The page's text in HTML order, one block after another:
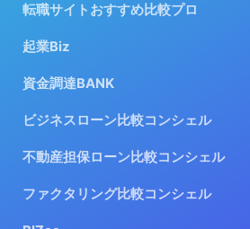
転職サイトおすすめ比較プロ
起業Biz
資金調達BANK
ビジネスローン比較コンシェル
不動産担保ローン比較コンシェル
ファクタリング比較コンシェル